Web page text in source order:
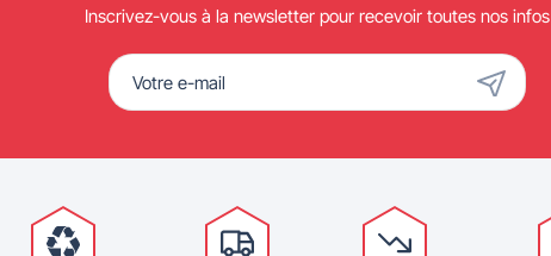
Inscrivez-vous à la newsletter pour recevoir toutes nos infos